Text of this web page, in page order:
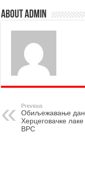
About admin
Previous
Oбиљежавање
Херцеговачке
ВРС